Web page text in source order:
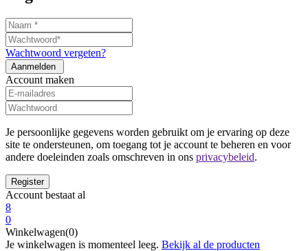
Wachtwoord vergeten?
Account maken
Je persoonlijke gegevens worden gebruikt om je ervaring op deze
site te ondersteunen, om toegang tot je account te beheren en voor
andere doeleinden zoals omschreven in ons privacybeleid.
Account bestaat al
8
0
Winkelwagen(0)
Je winkelwagen is momenteel leeg. Bekijk al de producten